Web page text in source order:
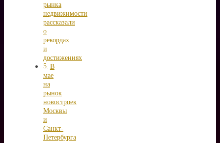
рынка
недвижимости
рассказали
о
рекордах
и
достижениях
В
мае
на
рынок
новостроек
Москвы
и
Санкт-
Петербурга